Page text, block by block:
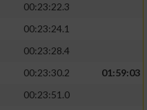
00:23:22.3
00:23:24.1
00:23:28.4
00:23:30.2
01:59:03
00:23:51.0